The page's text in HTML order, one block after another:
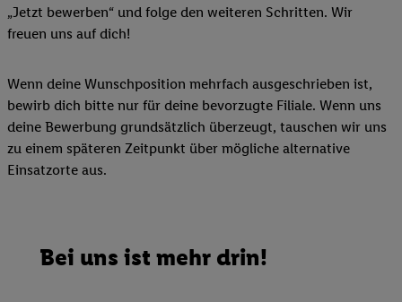
„Jetzt bewerben“ und folge den weiteren Schritten. Wir
freuen uns auf dich!
Wenn deine Wunschposition mehrfach ausgeschrieben ist,
bewirb dich bitte nur für deine bevorzugte Filiale. Wenn uns
deine Bewerbung grundsätzlich überzeugt, tauschen wir uns
zu einem späteren Zeitpunkt über mögliche alternative
Einsatzorte aus.
Bei uns ist mehr drin!